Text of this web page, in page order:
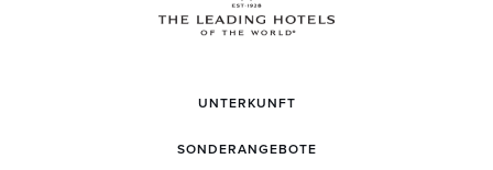
UNTERKUNFT
SONDERANGEBOTE